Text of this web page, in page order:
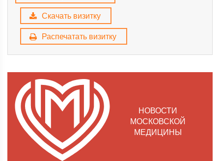
Скачать визитку
Распечатать визитку
НОВОСТИ
МОСКОВСКОЙ
МЕДИЦИНЫ